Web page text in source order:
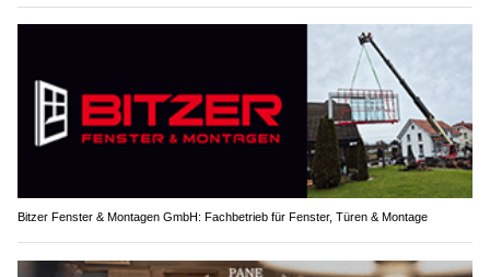
Bitzer Fenster & Montagen GmbH: Fachbetrieb für Fenster, Türen & Montage